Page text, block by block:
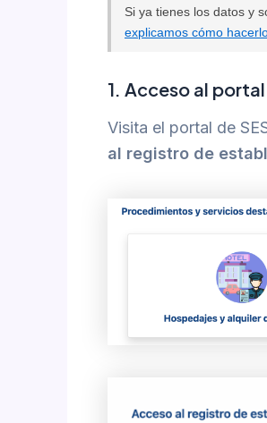
Si ya tienes los datos y
explicamos cómo
1. Acceso al portal
Visita el portal de
al registro de